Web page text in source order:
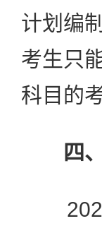
计划编
考生只
科目的
四
2021